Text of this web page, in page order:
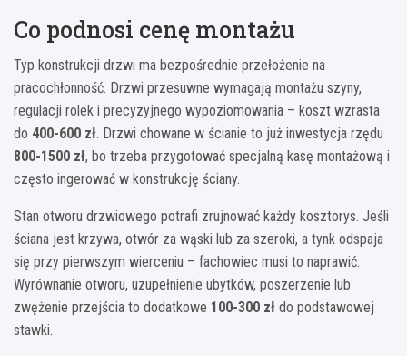
Co podnosi cenę montażu
Typ konstrukcji drzwi ma bezpośrednie przełożenie na
pracochłonność. Drzwi przesuwne wymagają montażu szyny,
regulacji rolek i precyzyjnego wypoziomowania – koszt wzrasta
do 400-600 zł. Drzwi chowane w ścianie to już inwestycja rzędu
800-1500 zł, bo trzeba przygotować specjalną kasę montażową i
często ingerować w konstrukcję ściany.
Stan otworu drzwiowego potrafi zrujnować każdy kosztorys. Jeśli
ściana jest krzywa, otwór za wąski lub za szeroki, a tynk odspaja
się przy pierwszym wierceniu – fachowiec musi to naprawić.
Wyrównanie otworu, uzupełnienie ubytków, poszerzenie lub
zwężenie przejścia to dodatkowe 100-300 zł do podstawowej
stawki.